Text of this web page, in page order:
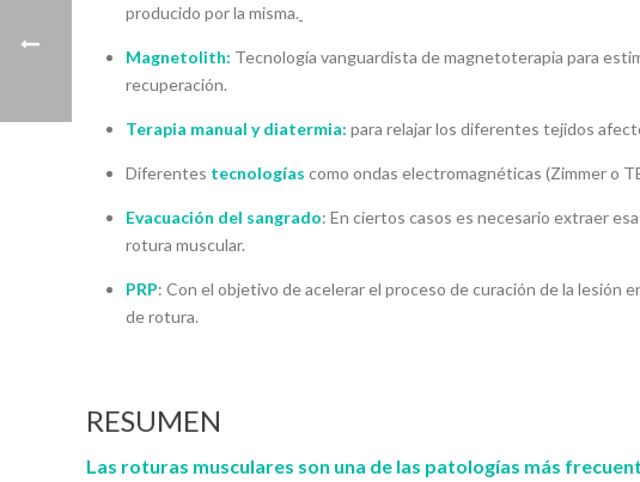
producido por la misma.
Magnetolith: Tecnología vanguardista de magnetoterapia para
recuperación.
Terapia manual y diatermia: para relajar los diferentes tejidos
Diferentes tecnologías como ondas electromagnéticas (Zimmer o
Evacuación del sangrado: En ciertos casos es necesario extraer
rotura muscular.
PRP: Con el objetivo de acelerar el proceso de curación de la lesión
de rotura.
RESUMEN
Las roturas musculares son una de las patologías más